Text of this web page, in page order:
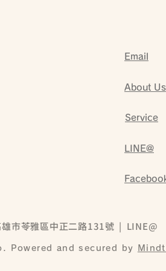
Email
About Us
Service
LINE@
市苓雅區中正二路131號 | LINE@
Powered and secured by